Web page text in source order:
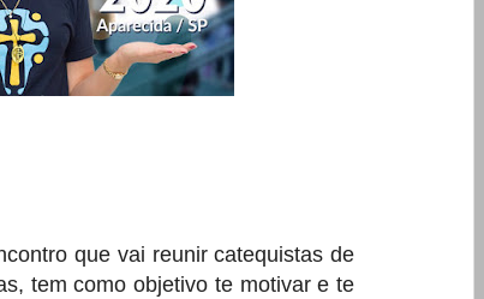
que vai reunir catequistas de
tem como objetivo te motivar e te